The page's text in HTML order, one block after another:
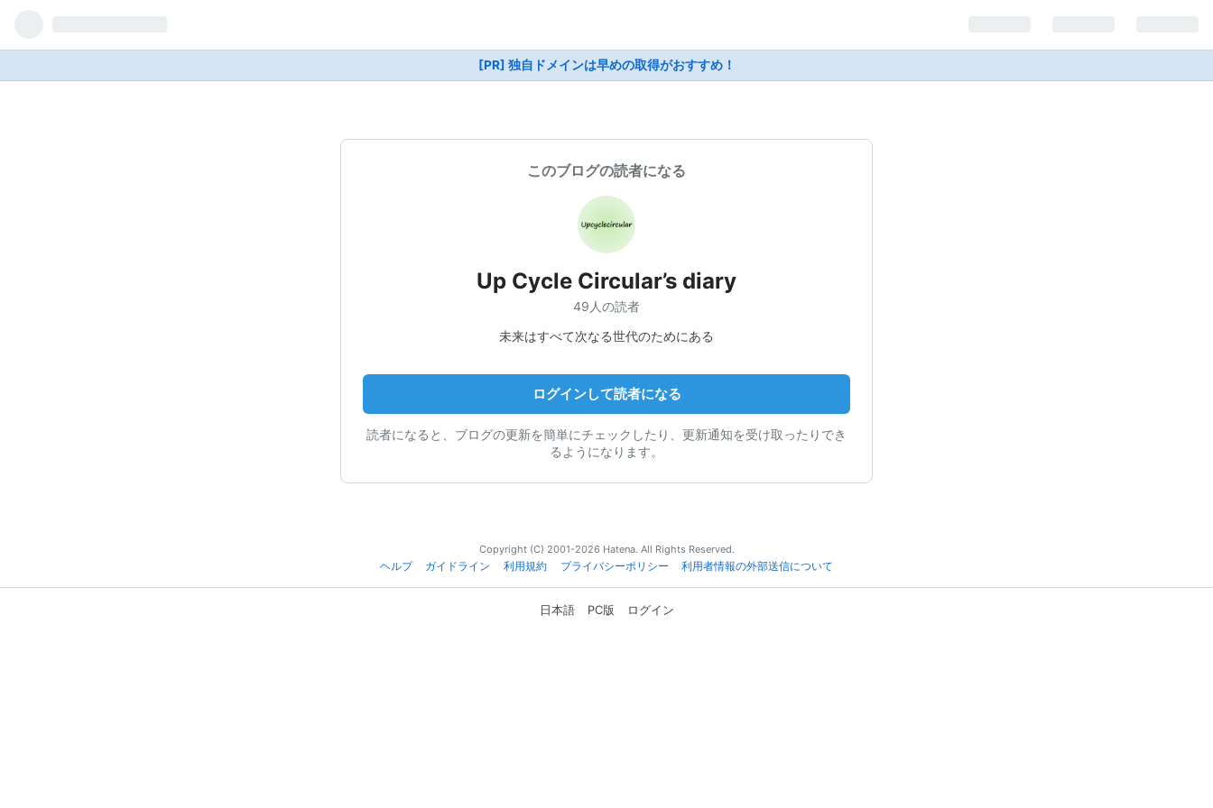
[PR] 独自ドメインは早めの取得がおすすめ！
このブログの読者になる
Up Cycle Circular’s diary
49人の読者
未来はすべて次なる世代のためにある
ログインして読者になる
読者になると、ブログの更新を簡単にチェックしたり、更新通知を受け取ったりでき
るようになります。
Copyright (C) 2001-2026 Hatena. All Rights Reserved.
ヘルプ
ガイドライン 利用規約 プライバシーポリシー 利用者情報の外部送信について
日本語 PC版 ログイン